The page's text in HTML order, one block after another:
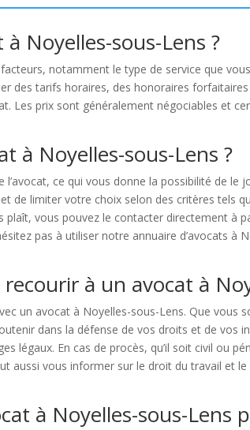
Noyelles-sous-Lens ?
notamment le type de service que
des tarifs horaires, des honoraires
Les prix sont généralement négociables et
à Noyelles-sous-Lens ?
ce qui vous donne la possibilité de le
limiter votre choix selon des critères tels
plaît, vous pouvez le contacter directement à
pas à utiliser notre annuaire d’avocats à
à un avocat à
un avocat à Noyelles-sous-Lens. Que vous
dans la défense de vos droits et de vos
légaux. En cas de procès, qu’il soit civil ou
aussi vous informer sur le droit du travail et
à Noyelles-sous-Lens